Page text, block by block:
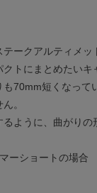
ークアルティメ
トにまとめたいキ
70mm短くなって
。
ように、曲がり
ーショートの場合